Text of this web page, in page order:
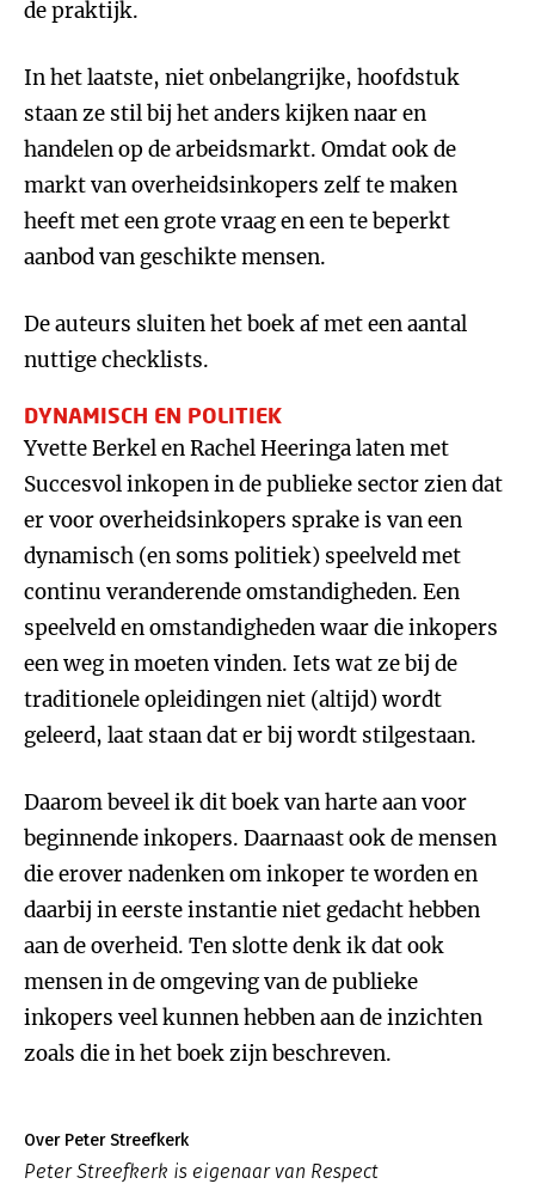
de praktijk.
In het laatste, niet onbelangrijke, hoofdstuk
staan ze stil bij het anders kijken naar en
handelen op de arbeidsmarkt. Omdat ook de
markt van overheidsinkopers zelf te maken
heeft met een grote vraag en een te beperkt
aanbod van geschikte mensen.
De auteurs sluiten het boek af met een aantal
nuttige checklists.
DYNAMISCH EN POLITIEK
Yvette Berkel en Rachel Heeringa laten met
Succesvol inkopen in de publieke sector zien dat
er voor overheidsinkopers sprake is van een
dynamisch (en soms politiek) speelveld met
continu veranderende omstandigheden. Een
speelveld en omstandigheden waar die inkopers
een weg in moeten vinden. Iets wat ze bij de
traditionele opleidingen niet (altijd) wordt
geleerd, laat staan dat er bij wordt stilgestaan.
Daarom beveel ik dit boek van harte aan voor
beginnende inkopers. Daarnaast ook de mensen
die erover nadenken om inkoper te worden en
daarbij in eerste instantie niet gedacht hebben
aan de overheid. Ten slotte denk ik dat ook
mensen in de omgeving van de publieke
inkopers veel kunnen hebben aan de inzichten
zoals die in het boek zijn beschreven.
Over Peter Streefkerk
Peter Streefkerk is eigenaar van Respect